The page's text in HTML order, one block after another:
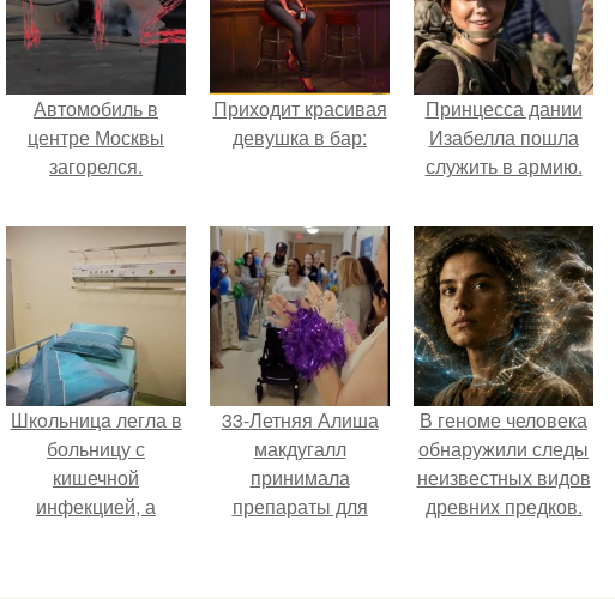
Автомобиль в
центре Москвы
загорелся.
Приходит красивая
девушка в бар:
Принцесса дании
Изабелла пошла
служить в армию.
Шкoльницa легла в
больницу с
кишечной
инфекцией, а
33-Летняя Алиша
макдугалл
принимала
препараты для
метаболического
В геноме человека
обнаружили следы
неизвестных видов
древних предков.